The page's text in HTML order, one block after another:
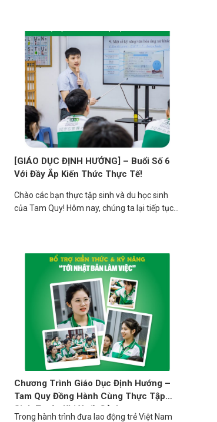
[GIÁO DỤC ĐỊNH HƯỚNG] – Buổi Số 6
Với Đầy Ắp Kiến Thức Thực Tế!
Chào các bạn thực tập sinh và du học sinh
của Tam Quy! Hôm nay, chúng ta lại tiếp tục...
Chương Trình Giáo Dục Định Hướng –
Tam Quy Đồng Hành Cùng Thực Tập
Sinh Trước Khi Xuất Cảnh
Trong hành trình đưa lao động trẻ Việt Nam